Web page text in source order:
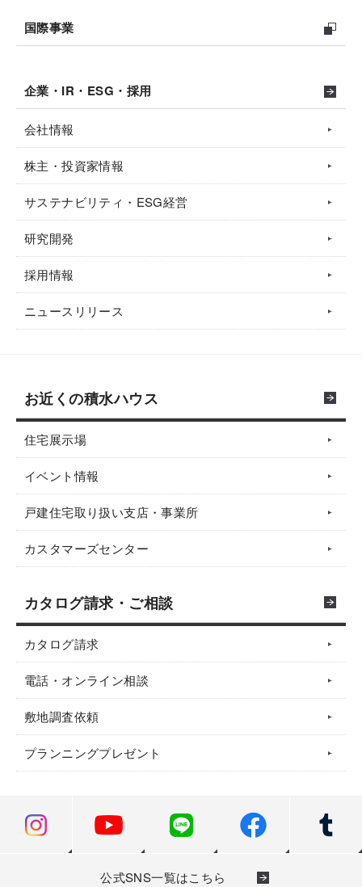
国際事業
企業・IR・ESG・採用
会社情報
株主・投資家情報
サステナビリティ・ESG経営
研究開発
採用情報
ニュースリリース
お近くの積水ハウス
住宅展示場
イベント情報
戸建住宅取り扱い支店・事業所
カスタマーズセンター
カタログ請求・ご相談
カタログ請求
電話・オンライン相談
敷地調査依頼
プランニングプレゼント
公式SNS一覧はこちら